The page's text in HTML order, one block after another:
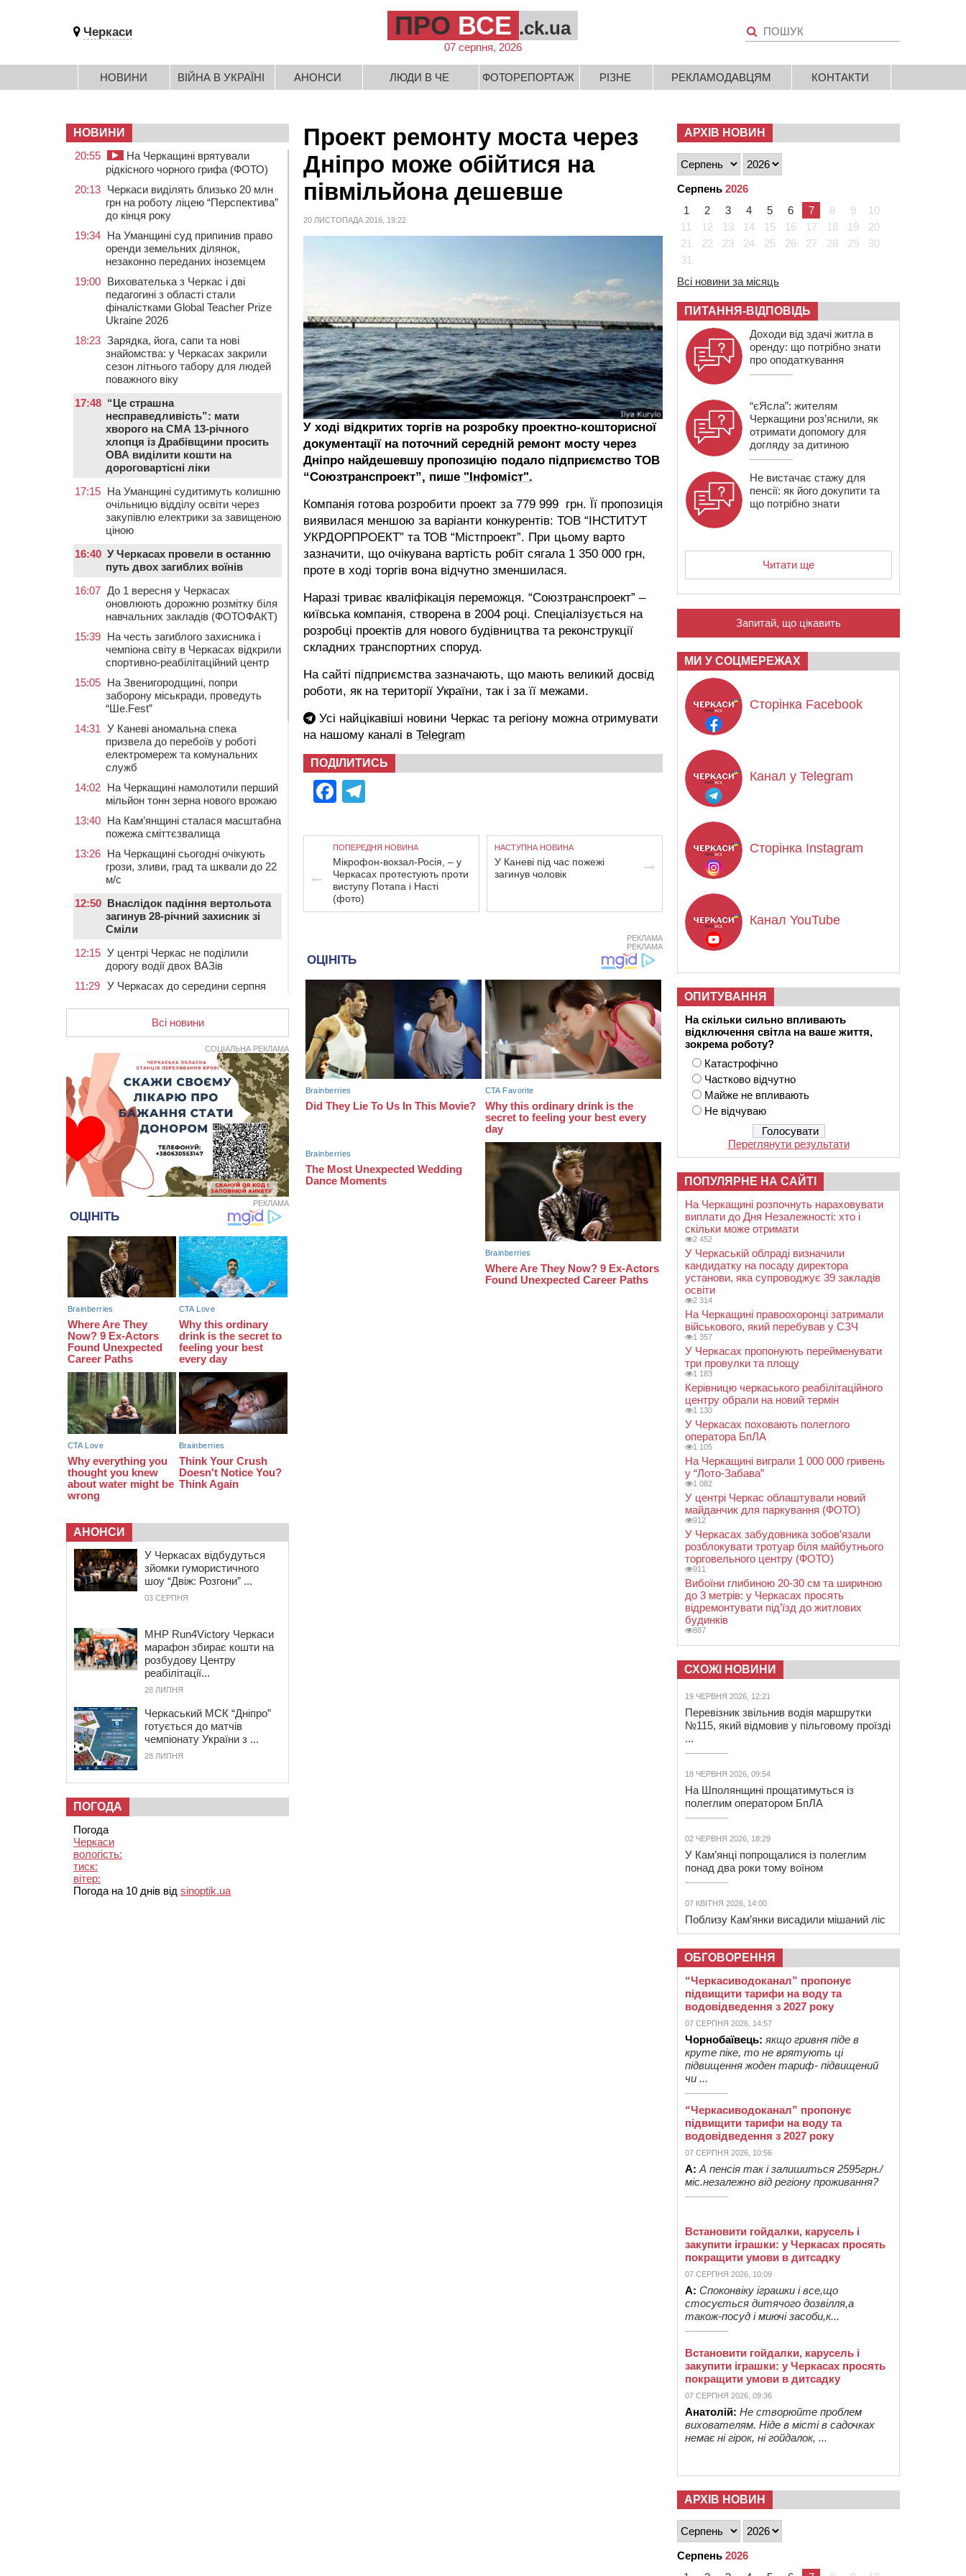
Черкаси ПРО ВСЕ .ck.ua
07 серпня, 2026
НОВИНИ ВІЙНА В УКРАЇНІ АНОНСИ ЛЮДИ В ЧЕ ФОТОРЕПОРТАЖ РІЗНЕ РЕКЛАМОДАВЦЯМ КОНТАКТИ
Проект ремонту моста через
Дніпро може обійтися на
півмільйона дешевше
20 ЛИСТОПАДА 2016, 19:22
У ході відкритих торгів на розробку проектно-кошторисної
документації на поточний середній ремонт мосту через
Дніпро найдешевшу пропозицію подало підприємство ТОВ
“Союзтранспроект”, пише "Інфоміст".
Компанія готова розробити проект за 779 999 грн. Її пропозиція
виявилася меншою за варіанти конкурентів: ТОВ “ІНСТИТУТ
УКРДОРПРОЕКТ” та ТОВ “Містпроект”. При цьому варто
зазначити, що очікувана вартість робіт сягала 1 350 000 грн,
проте в ході торгів вона відчутно зменшилася.
Наразі триває кваліфікація переможця. “Союзтранспроект” –
київська компанія, створена в 2004 році. Спеціалізується на
розробці проектів для нового будівництва та реконструкції
складних транспортних споруд.
На сайті підприємства зазначають, що мають великий досвід
роботи, як на території України, так і за її межами.
Усі найцікавіші новини Черкас та регіону можна отримувати
на нашому каналі в Telegram
ПОДІЛИТИСЬ
Facebook
ПОПЕРЕДНЯ НОВИНА
Мікрофон-вокзал-Росія, – у
Черкасах протестують проти
виступу Потапа і Насті
(фото)
НАСТУПНА НОВИНА
У Каневі під час пожежі
загинув чоловік
РЕКЛАМА
РЕКЛАМА
НОВИНИ
20:55
На Черкащині врятували
рідкісного чорного грифа (ФОТО)
20:13 Черкаси виділять близько 20 млн
грн на роботу ліцею “Перспектива”
до кінця року
19:34 На Уманщині суд припинив право
оренди земельних ділянок,
незаконно переданих іноземцем
19:00 Вихователька з Черкас і дві
педагогині з області стали
фіналістками Global Teacher Prize
Ukraine 2026
18:23 Зарядка, йога, сапи та нові
знайомства: у Черкасах закрили
сезон літнього табору для людей
поважного віку
17:48 “Це страшна
несправедливість”: мати
хворого на СМА 13-річного
хлопця із Драбівщини просить
ОВА виділити кошти на
дороговартісні ліки
17:15 На Уманщині судитимуть колишню
очільницю відділу освіти через
закупівлю електрики за завищеною
ціною
16:40 У Черкасах провели в останню
путь двох загиблих воїнів
16:07 До 1 вересня у Черкасах
оновлюють дорожню розмітку біля
навчальних закладів (ФОТОФАКТ)
15:39 На честь загиблого захисника і
чемпіона світу в Черкасах відкрили
спортивно-реабілітаційний центр
15:05 На Звенигородщині, попри
заборону міськради, проведуть
“Ше.Fest”
14:31 У Каневі аномальна спека
призвела до перебоїв у роботі
електромереж та комунальних
служб
14:02 На Черкащині намолотили перший
мільйон тонн зерна нового врожаю
13:40 На Кам’янщині сталася масштабна
пожежа сміттєзвалища
13:26 На Черкащині сьогодні очікують
грози, зливи, град та шквали до 22
м/с
12:50 Внаслідок падіння вертольота
загинув 28-річний захисник зі
Сміли
12:15 У центрі Черкас не поділили
дорогу водії двох ВАЗів
11:29 У Черкасах до середини серпня
вулицях
збільшилась уп’ятеро з початку
повномасштабної війни
10:15
У Черкасах водій Audi Q5
спричинив аварію, не пропустивши
інший кросовер
09:42
“Черкасиводоканал” пропонує
підвищити тарифи на воду та
водовідведення з 2027 року
09:08
Встановити гойдалки, карусель і
закупити іграшки: у Черкасах
дитсадку
08:22 “На щиті” у Чорнобаївську
громаду повертається полеглий
біля Кліщіївки воїн
Понад 968 мільйонів гривень
Черкащині
06 СЕРПНЯ 2026, ЧЕТВЕР
21:13 Вісім медалей, з яких чотири
золоті: черкаські спортсмени
тріумфували на чемпіонаті України
Всі новини
СОЦІАЛЬНА РЕКЛАМА
РЕКЛАМА
АНОНСИ
У Черкасах відбудуться
зйомки гумористичного
шоу “Двіж: Розгони” ...
03 СЕРПНЯ
MHP Run4Victory Черкаси
марафон збирає кошти на
розбудову Центру
реабілітації...
28 ЛИПНЯ
Черкаський МСК “Дніпро”
готується до матчів
чемпіонату України з ...
28 ЛИПНЯ
ПОГОДА
Погода
Черкаси
вологість:
тиск:
вітер:
Погода на 10 днів від sinoptik.ua
АРХІВ НОВИН
Серпень 2026
1
2 3 4 5 6 7 8 9
10
11
12 13 14 15 16 17 18 19
20
21
22 23 24 25 26 27 28 29
30
31
Всі новини за місяць
ПИТАННЯ-ВІДПОВІДЬ
Доходи від здачі житла в
оренду: що потрібно знати
про оподаткування
“єЯсла”: жителям
Черкащини роз’яснили, як
отримати допомогу для
догляду за дитиною
Не вистачає стажу для
пенсії: як його докупити та
що потрібно знати
Читати ще
Запитай, що цікавить
МИ У СОЦМЕРЕЖАХ
Сторінка Facebook
Канал у Telegram
Сторінка Instagram
Канал YouTube
ОПИТУВАННЯ
На скільки сильно впливають
відключення світла на ваше життя,
зокрема роботу?
Катастрофічно
Частково відчутно
Майже не впливають
Не відчуваю
Переглянути результати
ПОПУЛЯРНЕ НА САЙТІ
На Черкащині розпочнуть нараховувати
виплати до Дня Незалежності: хто і
скільки може отримати
2 452
У Черкаській облраді визначили
кандидатку на посаду директора
установи, яка супроводжує 39 закладів
освіти
2 314
На Черкащині правоохоронці затримали
військового, який перебував у СЗЧ
1 357
У Черкасах пропонують перейменувати
три провулки та площу
1 183
Керівницю черкаського реабілітаційного
центру обрали на новий термін
1 130
У Черкасах поховають полеглого
оператора БпЛА
1 105
На Черкащині виграли 1 000 000 гривень
у “Лото-Забава”
1 082
У центрі Черкас облаштували новий
майданчик для паркування (ФОТО)
912
У Черкасах забудовника зобов’язали
розблокувати тротуар біля майбутнього
торговельного центру (ФОТО)
911
Вибоїни глибиною 20-30 см та шириною
до 3 метрів: у Черкасах просять
відремонтувати під’їзд до житлових
будинків
887
СХОЖІ НОВИНИ
19 ЧЕРВНЯ 2026, 12:21
Перевізник звільнив водія маршрутки
№115, який відмовив у пільговому проїзді
...
18 ЧЕРВНЯ 2026, 09:54
На Шполянщині прощатимуться із
полеглим оператором БпЛА
02 ЧЕРВНЯ 2026, 18:29
У Кам’янці попрощалися із полеглим
понад два роки тому воїном
07 КВІТНЯ 2026, 14:00
Поблизу Кам’янки висадили мішаний ліс
ОБГОВОРЕННЯ
“Черкасиводоканал” пропонує
підвищити тарифи на воду та
водовідведення з 2027 року
07 СЕРПНЯ 2026, 14:57
Чорнобаївець: якщо гривня піде в
круте піке, то не врятують ці
підвищення жоден тариф- підвищений
чи ...
“Черкасиводоканал” пропонує
підвищити тарифи на воду та
водовідведення з 2027 року
07 СЕРПНЯ 2026, 10:56
А: А пенсія так і залишиться 2595грн./
міс.незалежно від регіону проживання?
Встановити гойдалки, карусель і
закупити іграшки: у Черкасах просять
покращити умови в дитсадку
07 СЕРПНЯ 2026, 10:09
А: Споконвіку іграшки і все,що
стосується дитячого дозвілля,а
також-посуд і миючі засоби,к...
Встановити гойдалки, карусель і
закупити іграшки: у Черкасах просять
покращити умови в дитсадку
07 СЕРПНЯ 2026, 09:36
Анатолій: Не створюйте проблем
вихователям. Ніде в місті в садочках
немає ні гірок, ні гойдалок, ...
АРХІВ НОВИН
Серпень 2026